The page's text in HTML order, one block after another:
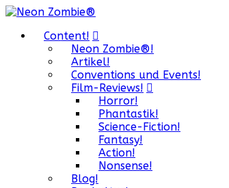
Content!
Neon Zombie®!
Artikel!
Conventions und Events!
Film-Reviews!
Horror!
Phantastik!
Science-Fiction!
Fantasy!
Action!
Nonsense!
Blog!